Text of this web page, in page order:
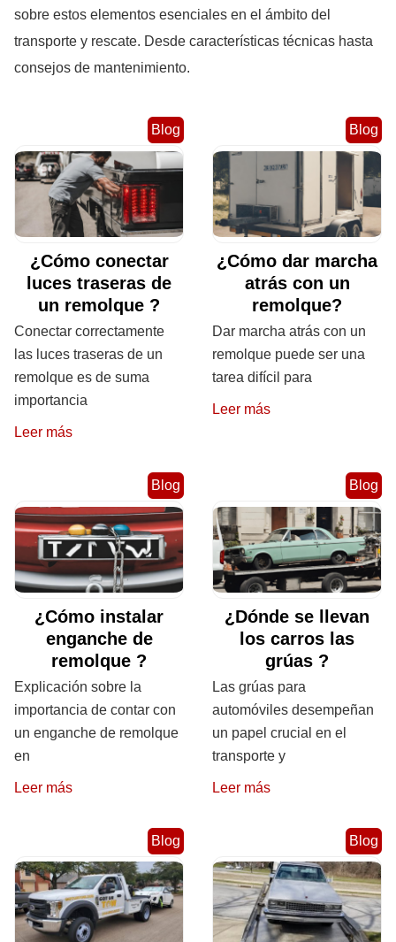
sobre estos elementos esenciales en el ámbito del
transporte y rescate. Desde características técnicas hasta
consejos de mantenimiento.
Blog
¿Cómo conectar
luces traseras de
un remolque ?
Conectar correctamente
las luces traseras de un
remolque es de suma
importancia
Leer más
Blog
¿Cómo dar marcha
atrás con un
remolque?
Dar marcha atrás con un
remolque puede ser una
tarea difícil para
Leer más
Blog
¿Cómo instalar
enganche de
remolque ?
Explicación sobre la
importancia de contar con
un enganche de remolque
en
Leer más
Blog
¿Dónde se llevan
los carros las
grúas ?
Las grúas para
automóviles desempeñan
un papel crucial en el
transporte y
Leer más
Blog Blog